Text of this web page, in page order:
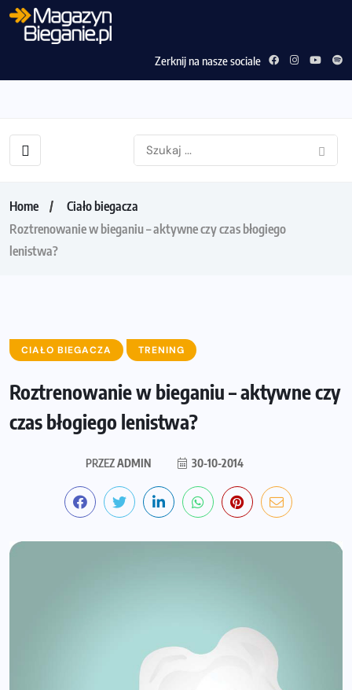
Zerknij na nasze sociale
Home
Ciało biegacza
Roztrenowanie w bieganiu – aktywne czy czas błogiego
lenistwa?
CIAŁO BIEGACZA TRENING
Roztrenowanie w bieganiu – aktywne czy
czas błogiego lenistwa?
PRZEZADMIN 30-10-2014